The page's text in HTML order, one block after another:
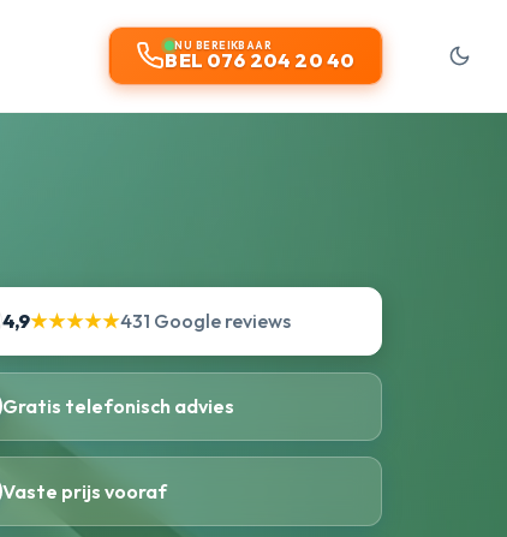
NU BEREIKBAAR
BEL 076 204 20 40
4,9★★★★★431 Google reviews
Gratis telefonisch advies
Vaste prijs vooraf